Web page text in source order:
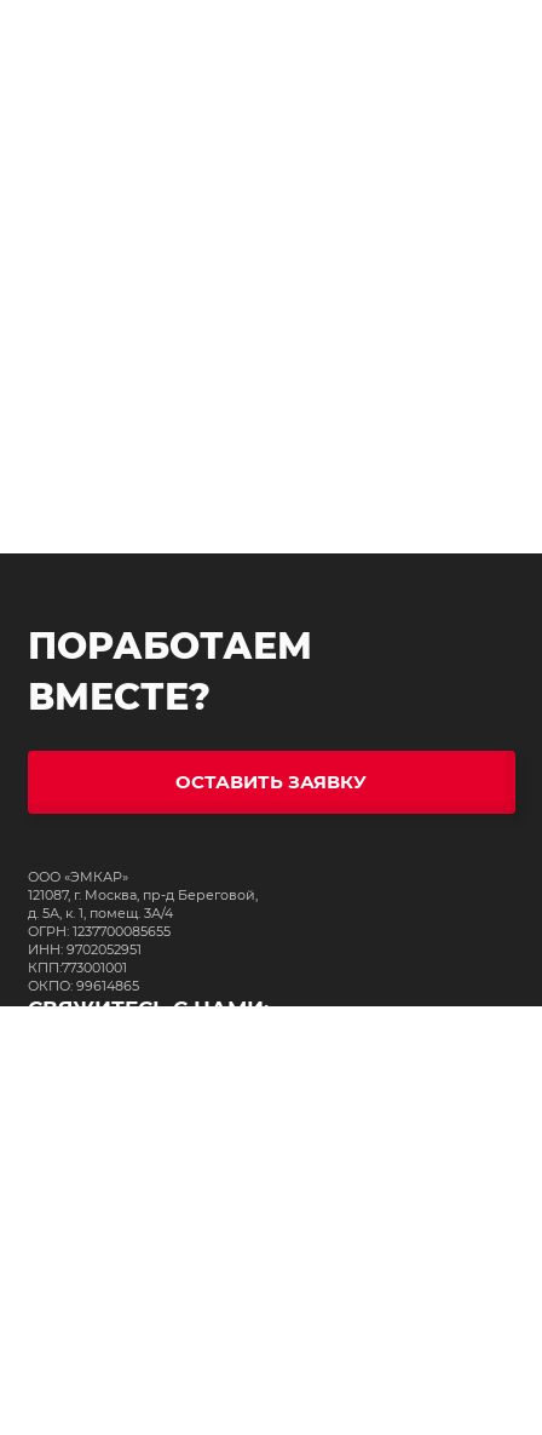
ПОРАБОТАЕМ
ВМЕСТЕ?
ОСТАВИТЬ ЗАЯВКУ
ООО «ЭМКАР»
121087, г. Москва, пр-д Береговой,
д. 5А, к. 1, помещ. 3А/4
ОГРН: 1237700085655
ИНН: 9702052951
КПП:773001001
ОКПО: 99614865
СВЯЖИТЕСЬ С НАМИ: